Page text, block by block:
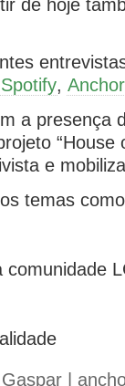
de hoje
Spotify, Anchor
a presença
“House
e
temas
comunidade